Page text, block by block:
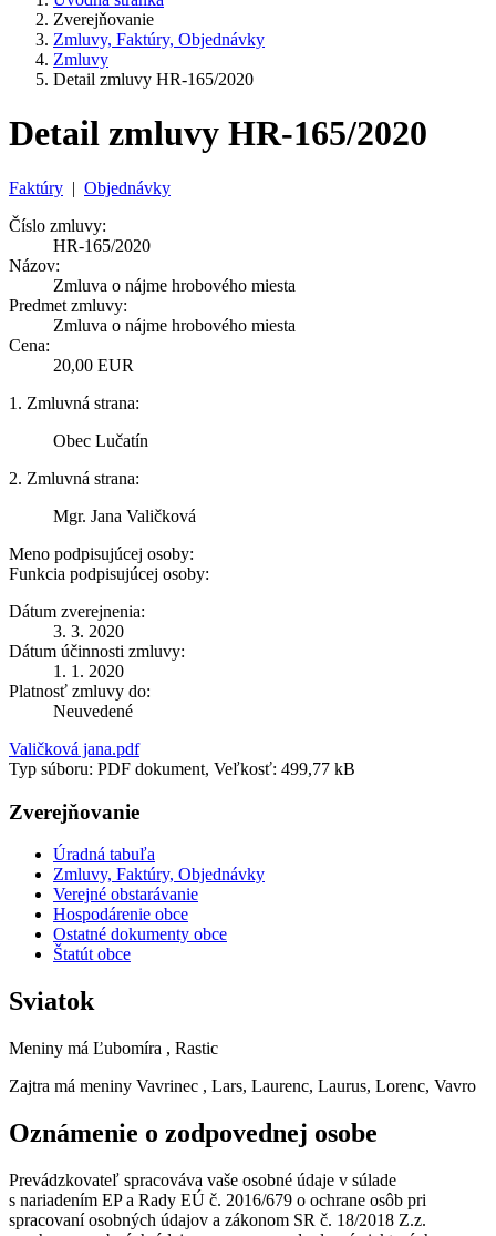
Zverejňovanie
Zmluvy, Faktúry, Objednávky
Zmluvy
Detail zmluvy HR-165/2020
Detail zmluvy HR-165/2020
Faktúry | Objednávky
Číslo zmluvy:
HR-165/2020
Názov:
Zmluva o nájme hrobového miesta
Predmet zmluvy:
Zmluva o nájme hrobového miesta
Cena:
20,00 EUR
1. Zmluvná strana:
Obec Lučatín
2. Zmluvná strana:
Mgr. Jana Valičková
Meno podpisujúcej osoby:
Funkcia podpisujúcej osoby:
Dátum zverejnenia:
3. 3. 2020
Dátum účinnosti zmluvy:
1. 1. 2020
Platnosť zmluvy do:
Neuvedené
Valičková jana.pdf
Typ súboru: PDF dokument, Veľkosť: 499,77 kB
Zverejňovanie
Úradná tabuľa
Zmluvy, Faktúry, Objednávky
Verejné obstarávanie
Hospodárenie obce
Ostatné dokumenty obce
Štatút obce
Sviatok
Meniny má Ľubomíra , Rastic
Zajtra má meniny Vavrinec , Lars, Laurenc, Laurus, Lorenc, Vavro
Oznámenie o zodpovednej osobe
Prevádzkovateľ spracováva vaše osobné údaje v súlade
s nariadením EP a Rady EÚ č. 2016/679 o ochrane osôb pri
spracovaní osobných údajov a zákonom SR č. 18/2018 Z.z.